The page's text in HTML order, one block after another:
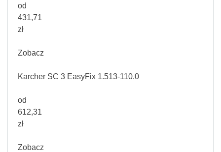
od
431,71
zł
Zobacz
Karcher SC 3 EasyFix 1.513-110.0
od
612,31
zł
Zobacz